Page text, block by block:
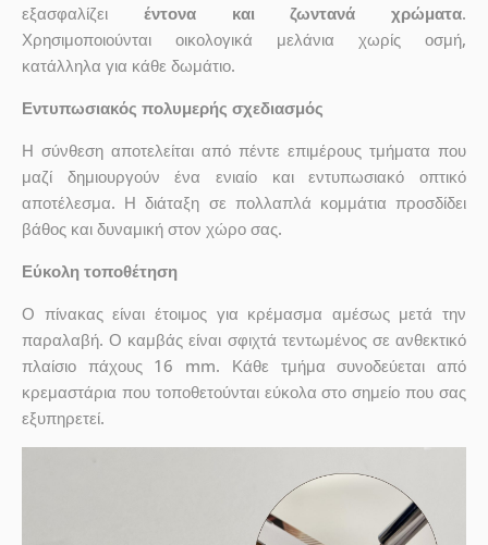
εξασφαλίζει έντονα και ζωντανά χρώματα.
Χρησιμοποιούνται οικολογικά μελάνια χωρίς οσμή,
κατάλληλα για κάθε δωμάτιο.
Εντυπωσιακός πολυμερής σχεδιασμός
Η σύνθεση αποτελείται από πέντε επιμέρους τμήματα που
μαζί δημιουργούν ένα ενιαίο και εντυπωσιακό οπτικό
αποτέλεσμα. Η διάταξη σε πολλαπλά κομμάτια προσδίδει
βάθος και δυναμική στον χώρο σας.
Εύκολη τοποθέτηση
Ο πίνακας είναι έτοιμος για κρέμασμα αμέσως μετά την
παραλαβή. Ο καμβάς είναι σφιχτά τεντωμένος σε ανθεκτικό
πλαίσιο πάχους 16 mm. Κάθε τμήμα συνοδεύεται από
κρεμαστάρια που τοποθετούνται εύκολα στο σημείο που σας
εξυπηρετεί.